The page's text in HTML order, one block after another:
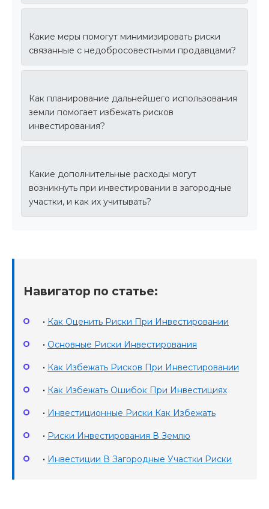
Какие меры помогут минимизировать риски
связанные с недобросовестными продавцами?
Как планирование дальнейшего использования
земли помогает избежать рисков
инвестирования?
Какие дополнительные расходы могут
возникнуть при инвестировании в загородные
участки, и как их учитывать?
Навигатор по статье:
• Как Оценить Риски При Инвестировании
• Основные Риски Инвестирования
• Как Избежать Рисков При Инвестировании
• Как Избежать Ошибок При Инвестициях
• Инвестиционные Риски Как Избежать
• Риски Инвестирования В Землю
• Инвестиции В Загородные Участки Риски